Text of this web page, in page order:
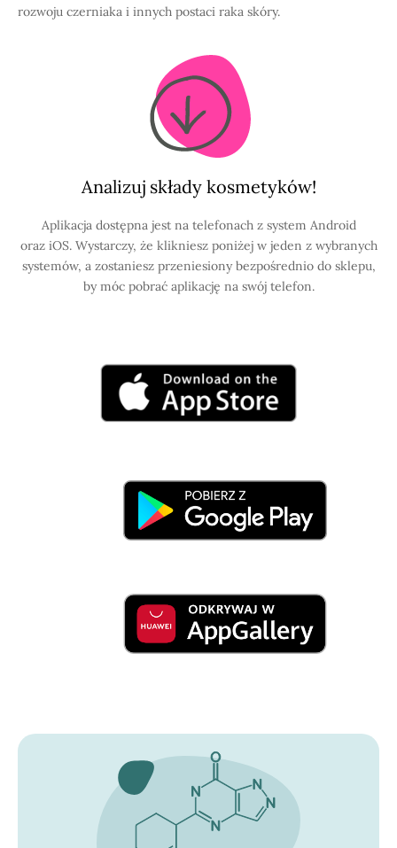
rozwoju czerniaka i innych postaci raka skóry.
Analizuj składy kosmetyków!
Aplikacja dostępna jest na telefonach z system Android
oraz iOS. Wystarczy, że klikniesz poniżej w jeden z wybranych
systemów, a zostaniesz przeniesiony bezpośrednio do sklepu,
by móc pobrać aplikację na swój telefon.